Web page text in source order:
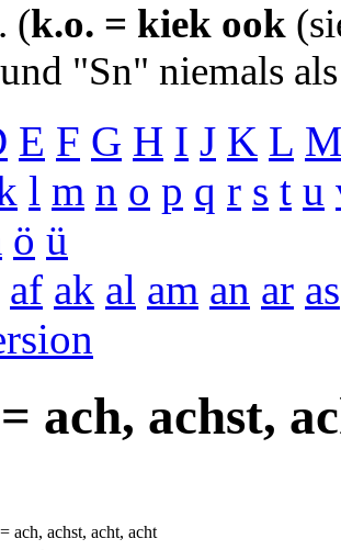
(k.o. = kiek ook
"Sn" niemals
E F G H I J K L
l m n o p q r s t u
ö ü
af ak al am an ar as
ach, achst,
ach, achst, acht, acht